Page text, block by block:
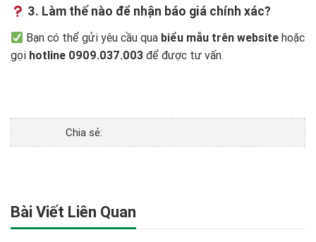
3. Làm thế nào để nhận báo giá chính xác?
Bạn có thể gửi yêu cầu qua biểu mẫu trên website hoặc
gọi hotline 0909.037.003 để được tư vấn.
Chia sẻ:
Bài Viết Liên Quan